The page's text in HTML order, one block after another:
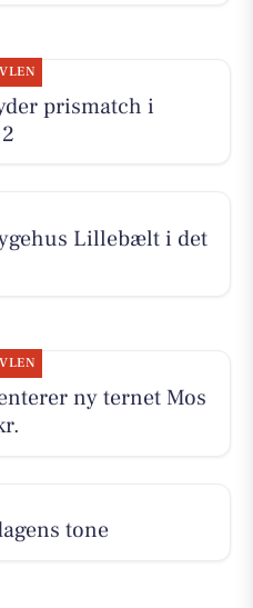
prismatch i
Lillebælt i det
ny ternet Mos
tone